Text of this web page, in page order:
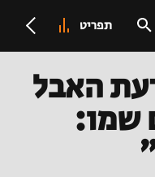
תפריט
האבל
שמו: